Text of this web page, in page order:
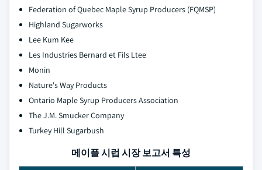
Federation of Quebec Maple Syrup Producers (FQMSP)
Highland Sugarworks
Lee Kum Kee
Les Industries Bernard et Fils Ltee
Monin
Nature's Way Products
Ontario Maple Syrup Producers Association
The J.M. Smucker Company
Turkey Hill Sugarbush
메이플 시럽 시장 보고서 특성